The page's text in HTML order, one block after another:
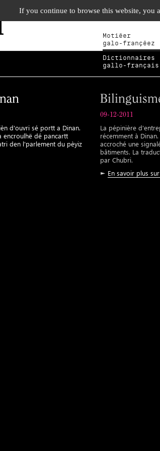
Motiéer
galo-françéez
Dictionnaires
gallo-français
d'ouvri sé portt a Dinan.
encroulhë dé pancartt
den l'parlement du pèyiz
09-12-2011
La pépinière
récemment à
accroché une
bâtiments. La
par Chubri.
► En savoir plus
If you continue to browse this website, you